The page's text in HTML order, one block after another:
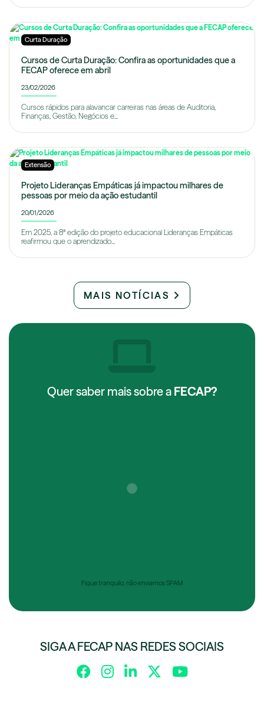
Curta Duração
Cursos de Curta Duração: Confira as oportunidades que a
FECAP oferece em abril
23/02/2026
Cursos rápidos para alavancar carreiras nas áreas de Auditoria,
Finanças, Gestão, Negócios e...
Extensão
Projeto Lideranças Empáticas já impactou milhares de
pessoas por meio da ação estudantil
20/01/2026
Em 2025, a 8ª edição do projeto educacional Lideranças Empáticas
reafirmou que o aprendizado...
MAIS NOTÍCIAS
Quer saber mais sobre a FECAP?
Fique tranquilo, não enviamos SPAM
SIGA A FECAP NAS REDES SOCIAIS